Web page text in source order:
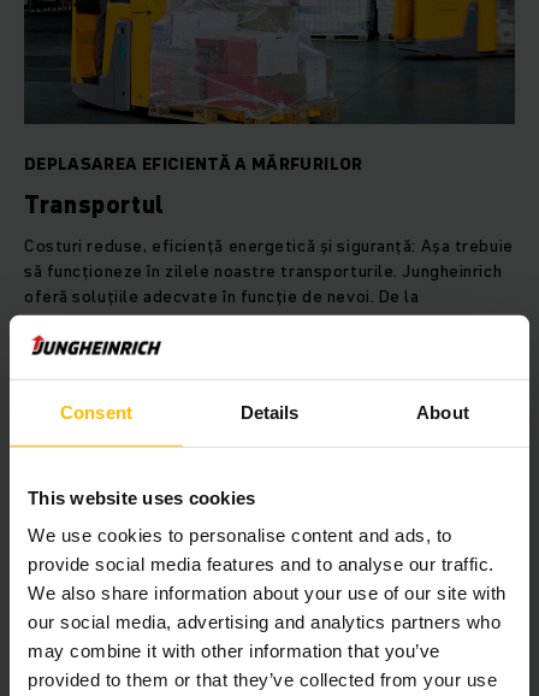
Consent Details About
This website uses cookies
We use cookies to personalise content and ads, to
provide social media features and to analyse our traffic.
We also share information about your use of our site with
our social media, advertising and analytics partners who
may combine it with other information that you’ve
provided to them or that they’ve collected from your use
DEPLASAREA EFICIENTĂ A MĂRFURILOR
Transportul
Costuri reduse, eficiență energetică și siguranță: Așa trebuie
să funcționeze în zilele noastre transporturile. Jungheinrich
oferă soluțiile adecvate în funcție de nevoi. De la
autovehiculele manuale, remorchere și trenuri logistice până
la sistemele de transport autonome, fără operator.
AFLAȚI MAI MULTE